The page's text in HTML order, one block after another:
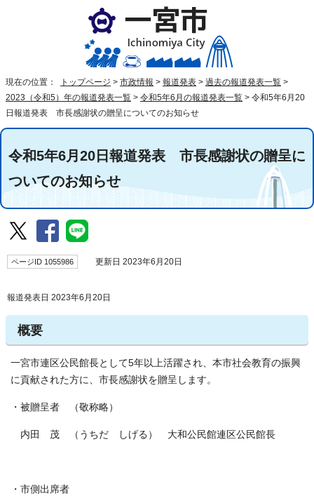
現在の位置： トップページ > 市政情報 > 報道発表 > 過去の報道発表一覧 >
2023（令和5）年の報道発表一覧 > 令和5年6月の報道発表一覧 > 令和5年6月20
日報道発表 市長感謝状の贈呈についてのお知らせ
令和5年6月20日報道発表 市長感謝状の贈呈に
ついてのお知らせ
ページID 1055986 更新日 2023年6月20日
報道発表日 2023年6月20日
概要
一宮市連区公民館長として5年以上活躍され、本市社会教育の振興
に貢献された方に、市長感謝状を贈呈します。
・被贈呈者 （敬称略）
内田 茂 （うちだ しげる） 大和公民館連区公民館長
・市側出席者